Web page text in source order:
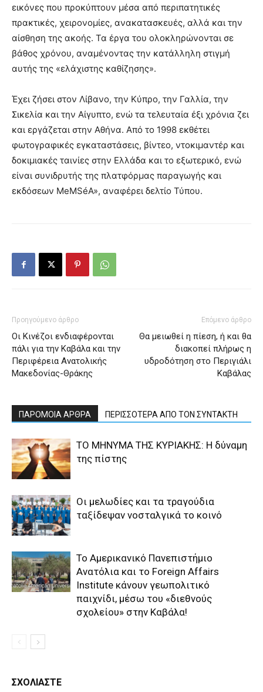
εικόνες που προκύπτουν μέσα από περιπατητικές
πρακτικές, χειρονομίες, ανακατασκευές, αλλά και την
αίσθηση της ακοής. Τα έργα του ολοκληρώνονται σε
βάθος χρόνου, αναμένοντας την κατάλληλη στιγμή
αυτής της «ελάχιστης καθίζησης».
Έχει ζήσει στον Λίβανο, την Κύπρο, την Γαλλία, την
Σικελία και την Αίγυπτο, ενώ τα τελευταία έξι χρόνια ζει
και εργάζεται στην Αθήνα. Από το 1998 εκθέτει
φωτογραφικές εγκαταστάσεις, βίντεο, ντοκιμαντέρ και
δοκιμιακές ταινίες στην Ελλάδα και το εξωτερικό, ενώ
είναι συνιδρυτής της πλατφόρμας παραγωγής και
εκδόσεων MeMSéA», αναφέρει δελτίο Τύπου.
Προηγούμενο άρθρο
Οι Κινέζοι ενδιαφέρονται
πάλι για την Καβάλα και την
Περιφέρεια Ανατολικής
Μακεδονίας-Θράκης
Επόμενο άρθρο
Θα μειωθεί η πίεση, ή και θα
διακοπεί πλήρως η
υδροδότηση στο Περιγιάλι
Καβάλας
ΠΑΡΟΜΟΙΑ ΑΡΘΡΑ ΠΕΡΙΣΣΟΤΕΡΑ ΑΠΟ ΤΟΝ ΣΥΝΤΑΚΤΗ
ΤΟ ΜΗΝΥΜΑ ΤΗΣ ΚΥΡΙΑΚΗΣ: Η δύναμη
της πίστης
Οι μελωδίες και τα τραγούδια
ταξίδεψαν νοσταλγικά το κοινό
Το Αμερικανικό Πανεπιστήμιο
Ανατόλια και το Foreign Affairs
Institute κάνουν γεωπολιτικό
παιχνίδι, μέσω του «διεθνούς
σχολείου» στην Καβάλα!
ΣΧΟΛΙΑΣΤΕ